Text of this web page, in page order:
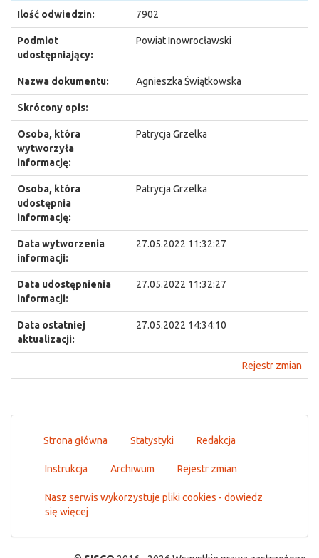
Ilość odwiedzin: 7902
Podmiot
udostępniający:
Powiat Inowrocławski
Nazwa dokumentu: Agnieszka Świątkowska
Skrócony opis:
Osoba, która
wytworzyła
informację:
Patrycja Grzelka
Osoba, która
udostępnia
informację:
Patrycja Grzelka
Data wytworzenia
informacji:
27.05.2022 11:32:27
Data udostępnienia
informacji:
27.05.2022 11:32:27
Data ostatniej
aktualizacji:
27.05.2022 14:34:10
Rejestr zmian
Strona główna Statystyki Redakcja
Instrukcja Archiwum Rejestr zmian
Nasz serwis wykorzystuje pliki cookies - dowiedz
się więcej